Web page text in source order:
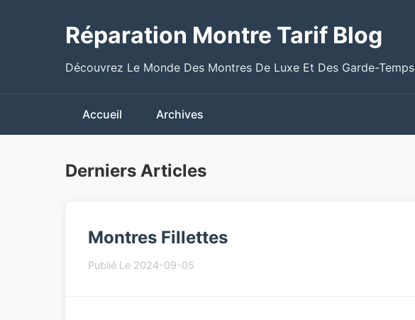
Réparation Montre Tarif Blog
Découvrez Le Monde Des Montres De Luxe Et Des Garde-Temps
Accueil Archives
Derniers Articles
Montres Fillettes
Publié Le 2024-09-05